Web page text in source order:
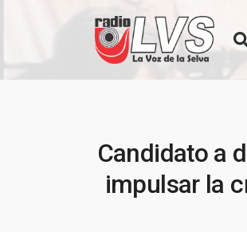
Candidato a
impulsar la